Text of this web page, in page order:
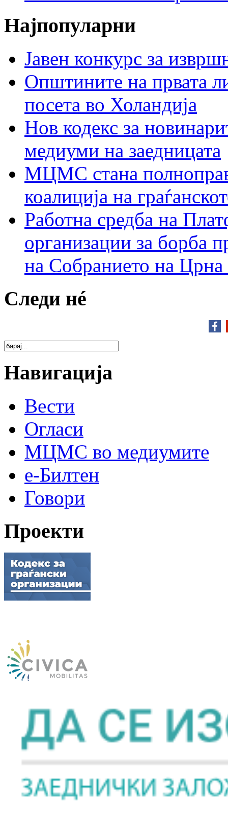
Најпопуларни
Јавен конкурс за
Општините на првата
посета во Холандија
Нов кодекс за
медиуми на заедницата
МЦМС стана
коалиција на
Работна средба на
организации за борба
на Собранието на Црна
Следи нé
Навигација
Вести
Огласи
МЦМС во медиумите
е-Билтен
Говори
Проекти